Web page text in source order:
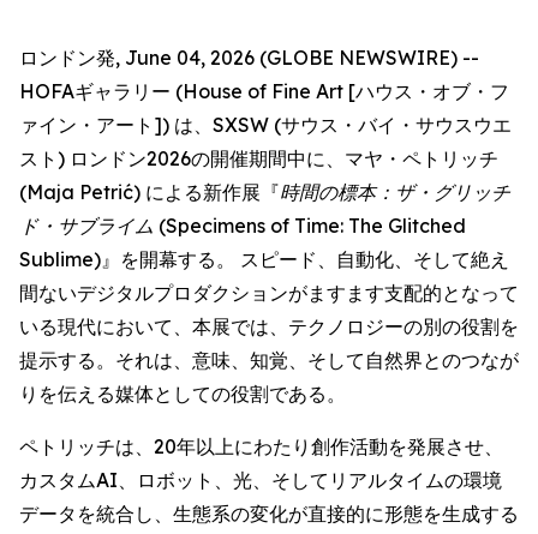
ロンドン発, June 04, 2026 (GLOBE NEWSWIRE) --
HOFAギャラリー (House of Fine Art [ハウス・オブ・フ
ァイン・アート]) は、SXSW (サウス・バイ・サウスウエ
スト) ロンドン2026の開催期間中に、マヤ・ペトリッチ
(Maja Petrić) による新作展『時間の標本：ザ・グリッチ
ド・サブライム (Specimens of Time: The Glitched
Sublime)』を開幕する。 スピード、自動化、そして絶え
間ないデジタルプロダクションがますます支配的となって
いる現代において、本展では、テクノロジーの別の役割を
提示する。それは、意味、知覚、そして自然界とのつなが
りを伝える媒体としての役割である。
ペトリッチは、20年以上にわたり創作活動を発展させ、
カスタムAI、ロボット、光、そしてリアルタイムの環境
データを統合し、生態系の変化が直接的に形態を生成する